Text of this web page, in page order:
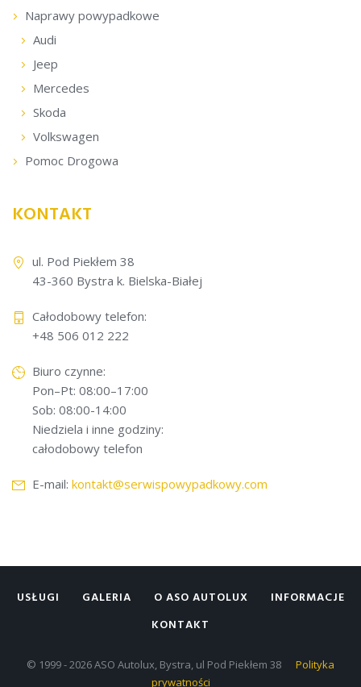
Naprawy powypadkowe
Audi
Jeep
Mercedes
Skoda
Volkswagen
Pomoc Drogowa
KONTAKT
ul. Pod Piekłem 38
43-360 Bystra k. Bielska-Białej
Całodobowy telefon:
+48 506 012 222
Biuro czynne:
Pon–Pt: 08:00–17:00
Sob: 08:00-14:00
Niedziela i inne godziny:
całodobowy telefon
E-mail: kontakt@serwispowypadkowy.com
USŁUGI GALERIA O ASO AUTOLUX
INFORMACJE
KONTAKT
© 1999 - 2026 ASO Autolux, Bystra, ul Pod Piekłem 38
Polityka
prywatności